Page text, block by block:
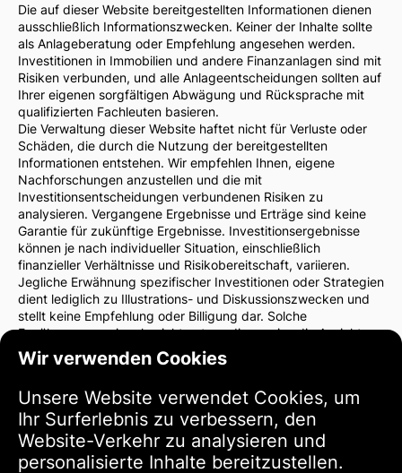
Wir verwenden Cookies
Unsere Website verwendet Cookies, um
Ihr Surferlebnis zu verbessern, den
Website-Verkehr zu analysieren und
personalisierte Inhalte bereitzustellen.
Die auf dieser Website bereitgestellten Informationen dienen
ausschließlich Informationszwecken. Keiner der Inhalte sollte
als Anlageberatung oder Empfehlung angesehen werden.
Investitionen in Immobilien und andere Finanzanlagen sind mit
Risiken verbunden, und alle Anlageentscheidungen sollten auf
Ihrer eigenen sorgfältigen Abwägung und Rücksprache mit
qualifizierten Fachleuten basieren.
Die Verwaltung dieser Website haftet nicht für Verluste oder
Schäden, die durch die Nutzung der bereitgestellten
Informationen entstehen. Wir empfehlen Ihnen, eigene
Nachforschungen anzustellen und die mit
Investitionsentscheidungen verbundenen Risiken zu
analysieren. Vergangene Ergebnisse und Erträge sind keine
Garantie für zukünftige Ergebnisse. Investitionsergebnisse
können je nach individueller Situation, einschließlich
finanzieller Verhältnisse und Risikobereitschaft, variieren.
Jegliche Erwähnung spezifischer Investitionen oder Strategien
dient lediglich zu Illustrations- und Diskussionszwecken und
stellt keine Empfehlung oder Billigung dar. Solche
Erwähnungen spiegeln nicht notwendigerweise die Ansichten
der Website-Verwaltung wider.
Wir empfehlen dringend, vor Investitionsentscheidungen einen
allein verantwortlich für Ihre Investitionsentscheidungen und
die damit verbundenen Risiken.
Durch die Nutzung dieser Website stimmen Sie zu, dass die
Verwaltung der Website nicht für direkte oder indirekte
Verluste oder Schäden haftet, die sich aus der Nutzung der